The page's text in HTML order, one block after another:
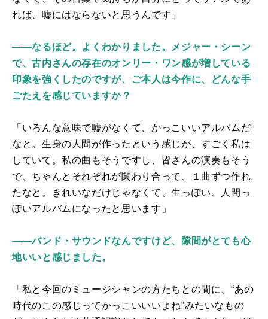
れば、嘘にはならないと思うんです」
――なるほど。よくわかりました。メジャー・シーン
で、古内さんの存在のオンリー・ワン感が増している
印象を強くしたのですが、ご本人は今作に、どんな手
ごたえを感じていますか？
「いろんな意味で嘘がなくて、かっこいいアルバムだ
なと。生身の人間が作ったという感じが、すごく私は
していて。私の曲もそうですし、皆さんの演奏もそう
で、ちゃんとそれぞれが関わり合って、１曲ずつ作れ
たなと。きれいなだけじゃなくて、生っぽい、人間っ
ぽいアルバムになったと思います」
――バンド・サウンドなんですけど、隙間がとても心
地いいと感じました。
「私と今回のミュージシャンの方たちとの間に、“あの
時代のこの感じってかっこいいいよね”みたいなもの